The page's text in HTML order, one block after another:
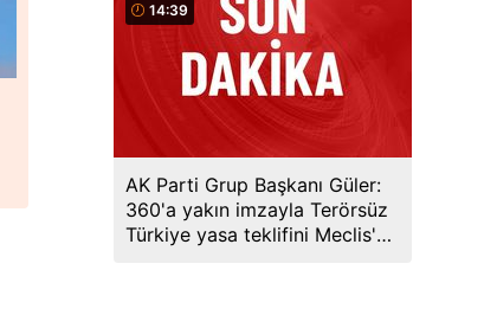
14:39
AK Parti Grup Başkanı Güler:
360'a yakın imzayla Terörsüz
Türkiye yasa teklifini Meclis'e